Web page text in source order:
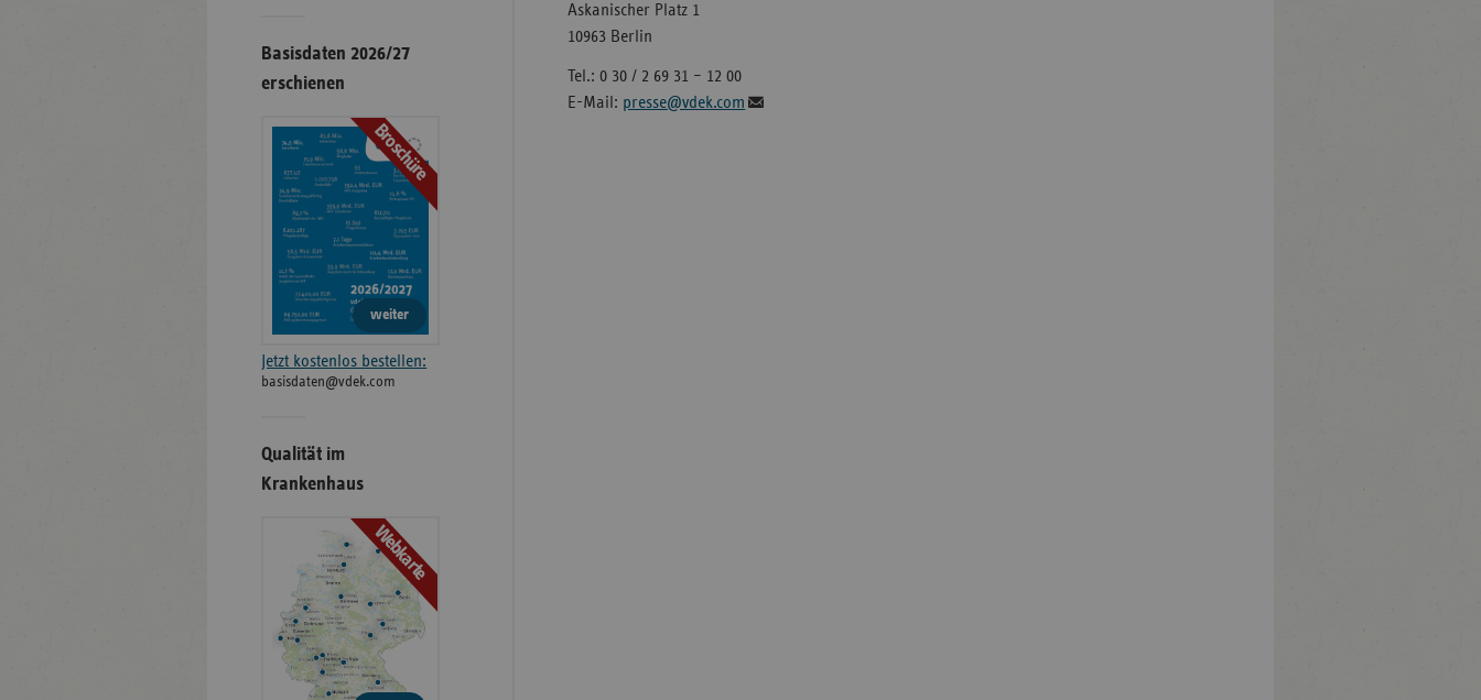
Askanischer Platz 1
10963 Berlin
Tel.: 0 30 / 2 69 31 – 12 00
E-Mail: presse@vdek.com
Basisdaten 2026/27
erschienen
Broschüre
weiter
Jetzt kostenlos bestellen:
basisdaten@vdek.com
Qualität im
Krankenhaus
Webkarte